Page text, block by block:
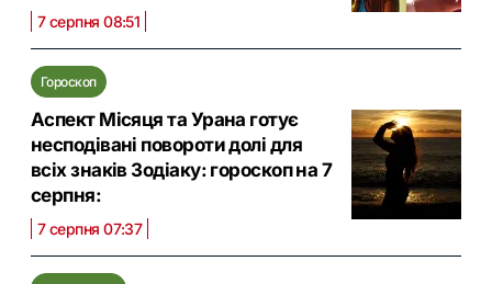
7 серпня 08:51
Гороскоп
Аспект Місяця та Урана готує
несподівані повороти долі для
всіх знаків Зодіаку: гороскоп на 7
серпня:
7 серпня 07:37